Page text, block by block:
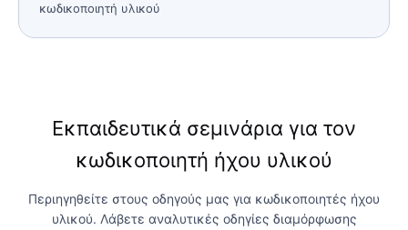
κωδικοποιητή υλικού
Εκπαιδευτικά σεμινάρια για τον
κωδικοποιητή ήχου υλικού
Περιηγηθείτε στους οδηγούς μας για κωδικοποιητές ήχου
υλικού. Λάβετε αναλυτικές οδηγίες διαμόρφωσης